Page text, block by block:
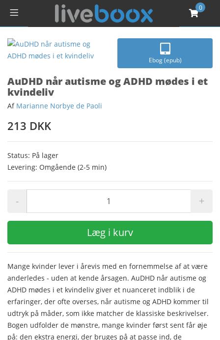
0
Ebog (epub)
AuDHD når autisme og ADHD mødes i et
kvindeliv
Af Marianne Norbye de Paoli
213 DKK
Status: På lager
Levering: Omgående (2-5 min)
- +
Læg i kurv
Mange kvinder lever i årevis med en fornemmelse af at være
anderledes - uden at kende årsagen. AuDHD når autisme og
ADHD mødes i et kvindeliv giver et nuanceret indblik i de
erfaringer, der ofte overses, når autisme og ADHD kommer til
udtryk på måder, som ikke matcher de klassiske beskrivelser.
Bogen udfolder de mønstre, mange kvinder først sent får øje
på: den ekstra energi, der bruges på at passe ind, de